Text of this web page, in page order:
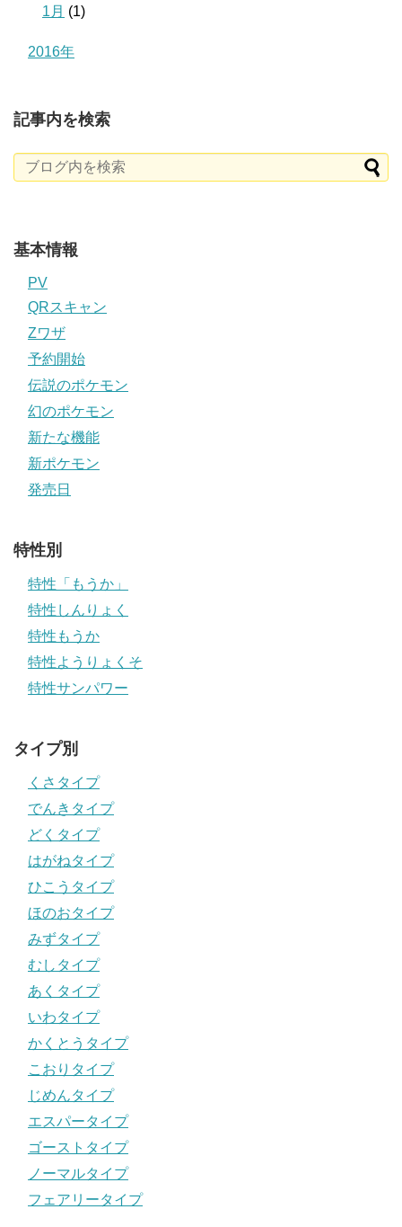
1月 (1)
2016年
記事内を検索
基本情報
PV
QRスキャン
Zワザ
予約開始
伝説のポケモン
幻のポケモン
新たな機能
新ポケモン
発売日
特性別
特性「もうか」
特性しんりょく
特性もうか
特性ようりょくそ
特性サンパワー
タイプ別
くさタイプ
でんきタイプ
どくタイプ
はがねタイプ
ひこうタイプ
ほのおタイプ
みずタイプ
むしタイプ
あくタイプ
いわタイプ
かくとうタイプ
こおりタイプ
じめんタイプ
エスパータイプ
ゴーストタイプ
ノーマルタイプ
フェアリータイプ